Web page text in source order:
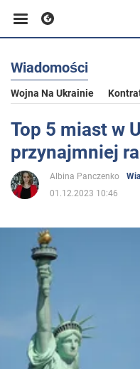
Biznes
Sport
Rozrywka
Polityka
Społeczeństwo
Wojna na Ukrainie
Wiadomości
Wojna Na Ukrainie
Top 5 miast w
przynajmniej
Albina Panczenko
01.12.2023 10:46